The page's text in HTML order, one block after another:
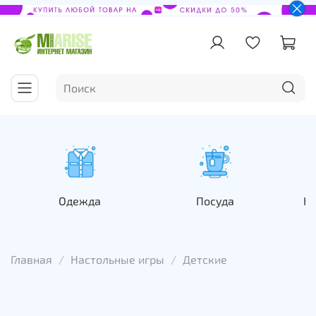
Одежда Посуда
Главная Настольные игры Детские